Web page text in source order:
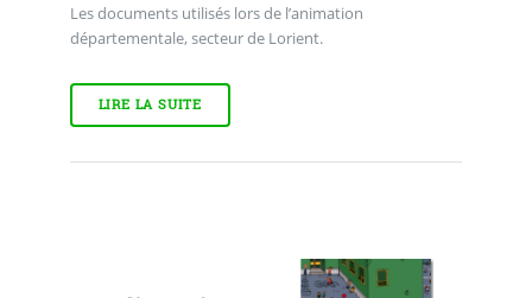
Les documents utilisés lors de l’animation
départementale, secteur de Lorient.
LIRE LA SUITE